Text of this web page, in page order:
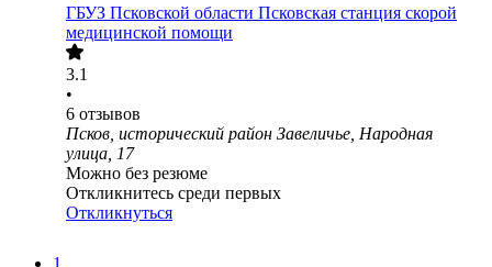
ГБУЗ Псковской области Псковская станция скорой
медицинской помощи
3.1
•
6 отзывов
Псков, исторический район Завеличье, Народная
улица, 17
Можно без резюме
Откликнитесь среди первых
Откликнуться